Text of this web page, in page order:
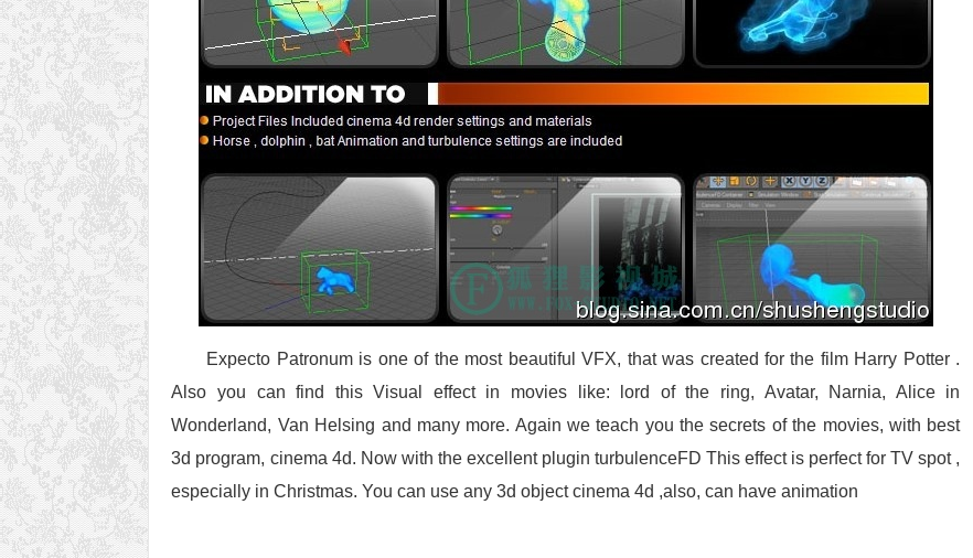
Expecto Patronum is one of the most beautiful VFX, that was created for the film Harry Potter .
Also you can find this Visual effect in movies like: lord of the ring, Avatar, Narnia, Alice in
Wonderland, Van Helsing and many more. Again we teach you the secrets of the movies, with best
3d program, cinema 4d. Now with the excellent plugin turbulenceFD This effect is perfect for TV spot ,
especially in Christmas. You can use any 3d object cinema 4d ,also, can have animation